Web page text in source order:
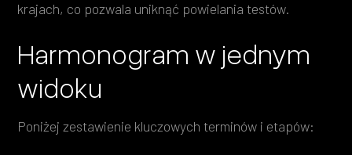
krajach, co pozwala uniknąć powielania testów.
Harmonogram w jednym
widoku
Poniżej zestawienie kluczowych terminów i etapów: